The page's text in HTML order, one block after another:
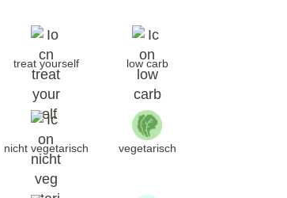
treat yourself low carb
nicht vegetarisch vegetarisch